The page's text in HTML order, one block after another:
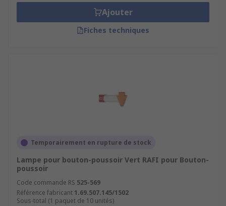
Ajouter
Fiches techniques
Temporairement en rupture de stock
Lampe pour bouton-poussoir Vert RAFI pour Bouton-
poussoir
Code commande RS 525-569
Référence fabricant 1.69.507.145/1502
Sous-total (1 paquet de 10 unités)